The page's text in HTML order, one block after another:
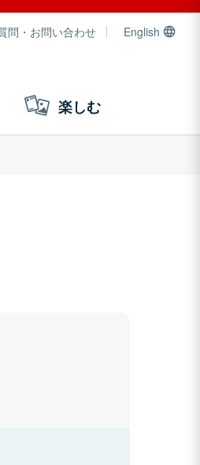
問・お問い合わせ English
楽しむ